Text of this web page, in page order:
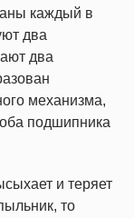
каждый в
два
два
механизма,
подшипника
и теряет
то